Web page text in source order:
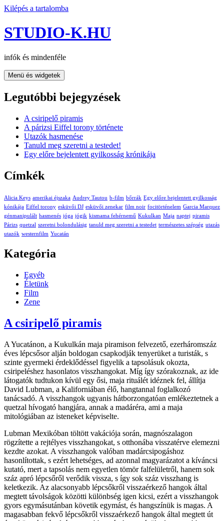
Kilépés a tartalomba
STUDIO-K.HU
infók és mindenféle
Menü és widgetek
Legutóbbi bejegyzések
A csiripelő piramis
A párizsi Eiffel torony története
Utazók hasmenése
Tanuld meg szeretni a testedet!
Egy előre bejelentett gyilkosság krónikája
Címkék
Alicia Keys amerikai éjszaka Audrey Tautou b-film bőrrák Egy előre bejelentett gyilkosság
kónikája Eiffel torony esküvői DJ esküvői zenekar film noir focitörténelem Garcia Marquez
génmanipulált hasmenés jóga jógik kismama fehérnemű Kukulkan Maja naptej piramis
Párizs quetzal szeretni bolondulásig tanuld meg szeretni a testedet természetes szépség utazás
utazók westernfilm Yucatán
Kategória
Egyéb
Életünk
Film
Zene
A csiripelő piramis
A Yucatánon, a Kukulkán maja piramison felvezető, ezerháromszáz
éves lépcsősor alján boldogan csapkodják tenyerüket a turisták, s
szinte gyermeki érdeklődéssel figyelik a tapsolásuk okozta,
csiripeléshez hasonlatos visszhangokat. Míg így szórakoznak, az ide
látogatók tudtukon kívül egy ősi, maja rituálét idéznek fel, állítja
David Lubman, a Kaliforniában élő, hangtannal foglalkozó
tanácsadó. A visszhangok ugyanis hátborzongatóan emlékeztetnek a
quetzal hívogató hangjára, annak a madáréra, ami a maja
mitológiában az isteneket képviselte.
Lubman Mexikóban töltött vakációja során, magnószalagon
rögzítette a rejtélyes visszhangokat, s otthonába visszatérve elemezni
kezdte azokat. A visszhangok valóban madárcsipogáshoz
hasonlítottak, s ezért lehetséges, ad azonnal magyarázatot a kíváncsi
kutató, mert a tapsolás nem egyetlen tömör falfelületről, hanem sok
száz apró lépcsőről verődik vissza, s így sok száz visszhang is
keletkezik. Az alacsonyabb lépcsőkről visszaérkező hangok által
megtett távolságok közötti különbség igen kicsi, ezért a visszhangok
gyors egymásutánban követik egymást, és hangszínük is magas. A
magasabban fekvő lépcsőkről visszaérkező hangok által megtett út